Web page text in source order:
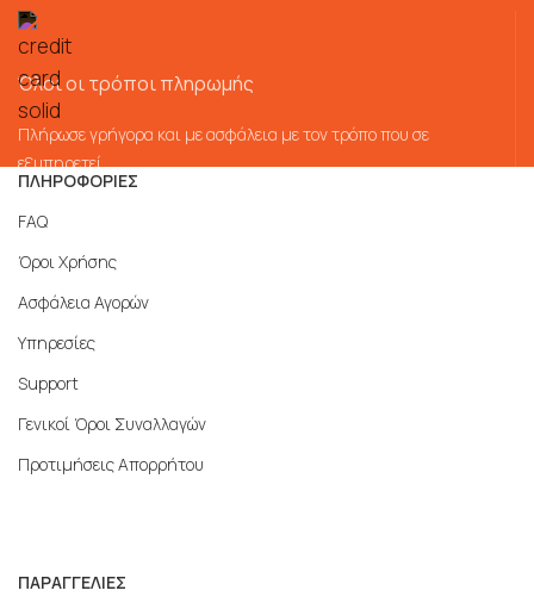
Όλοι οι τρόποι πληρωμής
Πλήρωσε γρήγορα και με ασφάλεια με τον τρόπο που σε
εξυπηρετεί
ΠΛΗΡΟΦΟΡΙΕΣ
FAQ
Όροι Χρήσης
Ασφάλεια Αγορών
Υπηρεσίες
Support
Γενικοί Όροι Συναλλαγών
Προτιμήσεις Απορρήτου
ΠΑΡΑΓΓΕΛΙΕΣ